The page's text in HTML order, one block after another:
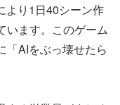
より1日40シーン作
います。このゲーム
「AIをぶっ壊せたら